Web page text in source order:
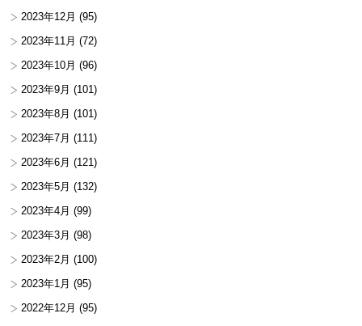
2023年12月 (95)
2023年11月 (72)
2023年10月 (96)
2023年9月 (101)
2023年8月 (101)
2023年7月 (111)
2023年6月 (121)
2023年5月 (132)
2023年4月 (99)
2023年3月 (98)
2023年2月 (100)
2023年1月 (95)
2022年12月 (95)